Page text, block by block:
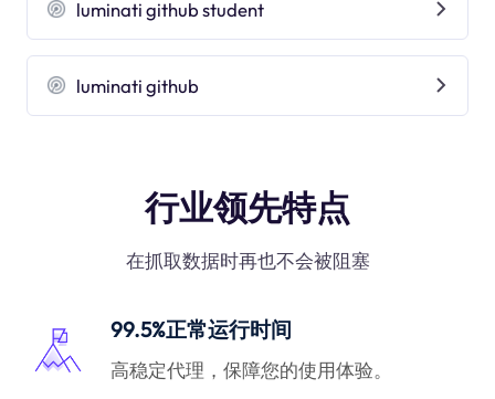
luminati github student
luminati github
行业领先特点
在抓取数据时再也不会被阻塞
99.5%正常运行时间
高稳定代理，保障您的使用体验。